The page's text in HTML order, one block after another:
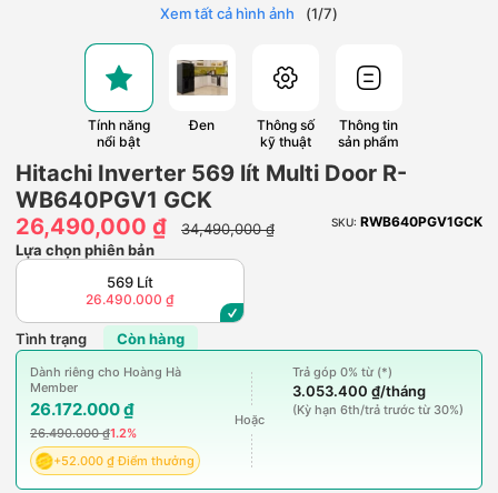
Xem tất cả hình ảnh (1/7)
Tính năng
nổi bật
Đen
Thông số
kỹ thuật
Thông tin
sản phẩm
Hitachi Inverter 569 lít Multi Door R-
WB640PGV1 GCK
26,490,000 ₫
34,490,000 ₫ SKU: RWB640PGV1GCK
Lựa chọn phiên bản
569 Lít
26.490.000 ₫
Tình trạng Còn hàng
Dành riêng cho Hoàng Hà
Member
26.172.000 ₫
26.490.000 ₫1.2%
+52.000 ₫ Điểm thưởng
Hoặc
Trả góp 0% từ (*)
3.053.400 ₫/tháng
(Kỳ hạn 6th/trả trước từ 30%)